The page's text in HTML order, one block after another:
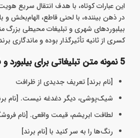
این عبارات کوتاه، با هدف انتقال سریع
در ذهن بیننده، با لحنی قاطع، الهام‌بخش و
بیلبوردهای شهری و تبلیغات محیطی بزرگ
کسری از ثانیه تأثیرگذار بوده و ماندگاری
5 نمونه متن تبلیغاتی برای بیلبورد و فضاهای بیرونی
[نام برند] تعریف جدیدی از ظرافت
شیک‌پوشی، دیگر دغدغه نیست. [نام
لطافت ابریشم، قیمت واقعی. [نام
رنگ‌ها را به سر کنید با [نام برند]